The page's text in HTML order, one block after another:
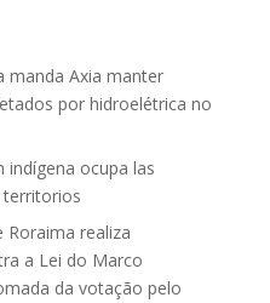
manda Axia manter
por hidroelétrica no
indígena ocupa las
territorios
Roraima realiza
a Lei do Marco
da votação pelo